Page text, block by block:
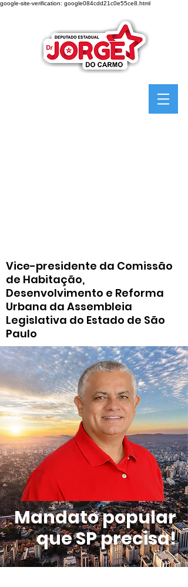
google-site-verification: google084cdd21c0e55ce8.html
Vice-presidente da Comissão
de Habitação,
Desenvolvimento e Reforma
Urbana da Assembleia
Legislativa do Estado de São
Paulo
Mandato popular
que SP precisa!